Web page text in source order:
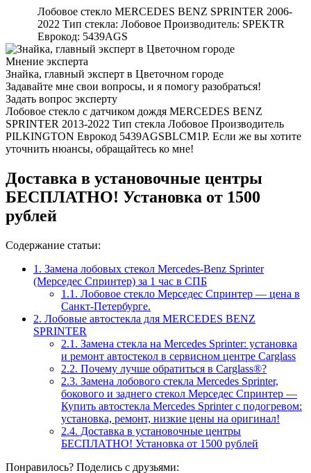
Лобовое стекло MERCEDES BENZ SPRINTER 2006-
2022 Тип стекла: Лобовое Производитель: SPEKTR
Еврокод: 5439AGS
Мнение эксперта
Знайка, главный эксперт в Цветочном городе
Задавайте мне свои вопросы, и я помогу разобраться!
Задать вопрос эксперту
Лобовое стекло с датчиком дождя MERCEDES BENZ
SPRINTER 2013-2022 Тип стекла Лобовое Производитель
PILKINGTON Еврокод 5439AGSBLCM1P. Если же вы хотите
уточнить нюансы, обращайтесь ко мне!
Доставка в установочные центры
БЕСПЛАТНО! Установка от 1500
рублей
Содержание статьи:
1. Замена лобовых стекол Mercedes-Benz Sprinter
(Мерседес Спринтер) за 1 час в СПБ
1.1. Лобовое стекло Мерседес Спринтер — цена в
Санкт-Петербурге.
2. Лобовые автостекла для MERCEDES BENZ
SPRINTER
2.1. Замена стекла на Mercedes Sprinter: установка
и ремонт автостекол в сервисном центре Carglass
2.2. Почему лучше обратиться в Carglass®?
2.3. Замена лобового стекла Mercedes Sprinter,
бокового и заднего стекол Мерседес Спринтер —
Купить автостекла Mercedes Sprinter с подогревом:
установка, ремонт, низкие цены на оригинал!
2.4. Доставка в установочные центры
БЕСПЛАТНО! Установка от 1500 рублей
Понравилось? Поделись с друзьями: